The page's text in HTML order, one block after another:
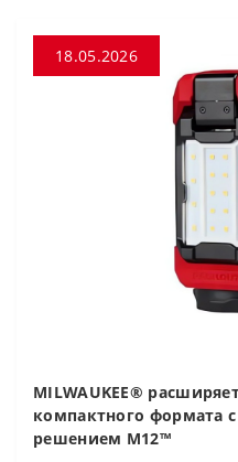
18.05.2026
MILWAUKEE®
компактного формата
решением M12™